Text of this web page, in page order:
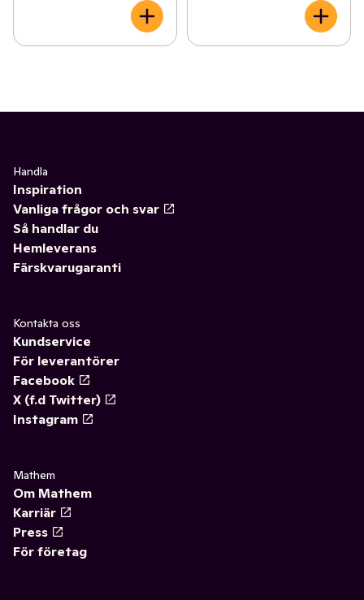
Handla
Inspiration
Vanliga frågor och svar
Så handlar du
Hemleverans
Färskvarugaranti
Kontakta oss
Kundservice
För leverantörer
Facebook
X (f.d Twitter)
Instagram
Mathem
Om Mathem
Karriär
Press
För företag